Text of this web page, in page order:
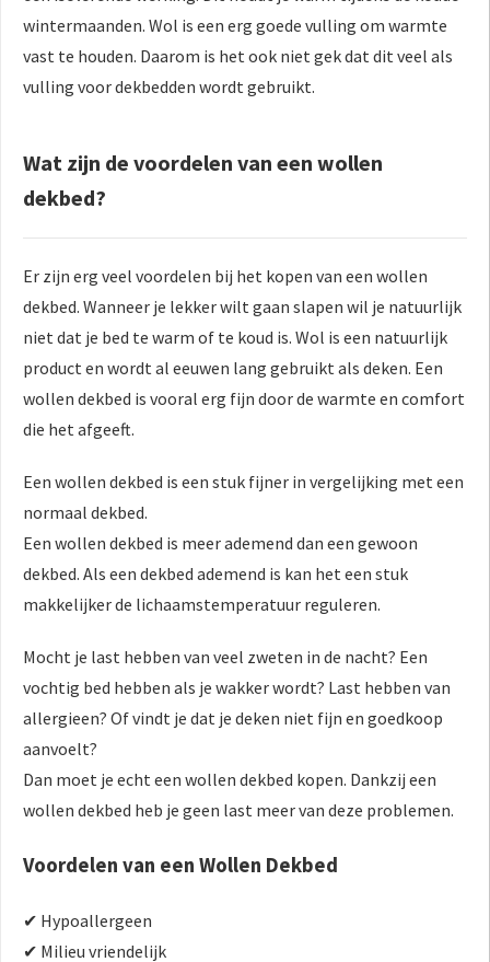
wintermaanden. Wol is een erg goede vulling om warmte
vast te houden. Daarom is het ook niet gek dat dit veel als
vulling voor dekbedden wordt gebruikt.
Wat zijn de voordelen van een wollen
dekbed?
Er zijn erg veel voordelen bij het kopen van een wollen
dekbed. Wanneer je lekker wilt gaan slapen wil je natuurlijk
niet dat je bed te warm of te koud is. Wol is een natuurlijk
product en wordt al eeuwen lang gebruikt als deken. Een
wollen dekbed is vooral erg fijn door de warmte en comfort
die het afgeeft.
Een wollen dekbed is een stuk fijner in vergelijking met een
normaal dekbed.
Een wollen dekbed is meer ademend dan een gewoon
dekbed. Als een dekbed ademend is kan het een stuk
makkelijker de lichaamstemperatuur reguleren.
Mocht je last hebben van veel zweten in de nacht? Een
vochtig bed hebben als je wakker wordt? Last hebben van
allergieen? Of vindt je dat je deken niet fijn en goedkoop
aanvoelt?
Dan moet je echt een wollen dekbed kopen. Dankzij een
wollen dekbed heb je geen last meer van deze problemen.
Voordelen van een Wollen Dekbed
✔ Hypoallergeen
✔ Milieu vriendelijk